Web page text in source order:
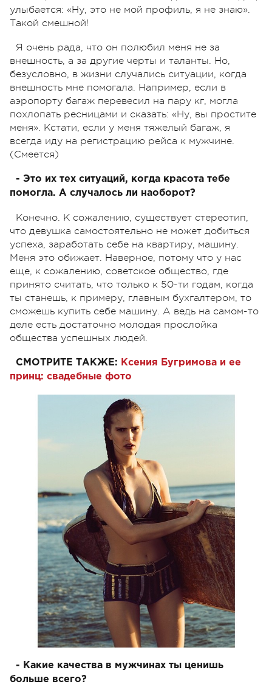
улыбается: «Ну, это не мой профиль, я не знаю».
Такой смешной!
Я очень рада, что он полюбил меня не за
внешность, а за другие черты и таланты. Но,
безусловно, в жизни случались ситуации, когда
внешность мне помогала. Например, если в
аэропорту багаж перевесил на пару кг, могла
похлопать ресницами и сказать: «Ну, вы простите
меня». Кстати, если у меня тяжелый багаж, я
всегда иду на регистрацию рейса к мужчине.
(Смеется)
- Это их тех ситуаций, когда красота тебе
помогла. А случалось ли наоборот?
Конечно. К сожалению, существует стереотип,
что девушка самостоятельно не может добиться
успеха, заработать себе на квартиру, машину.
Меня это обижает. Наверное, потому что у нас
еще, к сожалению, советское общество, где
принято считать, что только к 50-ти годам, когда
ты станешь, к примеру, главным бухгалтером, то
сможешь купить себе машину. А ведь на самом-то
деле есть достаточно молодая прослойка
общества успешных людей.
СМОТРИТЕ ТАКЖЕ: Ксения Бугримова и ее
принц: свадебные фото
- Какие качества в мужчинах ты ценишь
больше всего?